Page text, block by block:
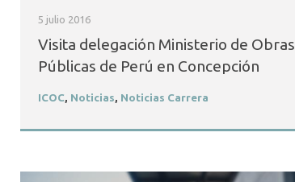
5 julio 2016
Visita delegación Ministerio de Obras
Públicas de Perú en Concepción
ICOC, Noticias, Noticias Carrera